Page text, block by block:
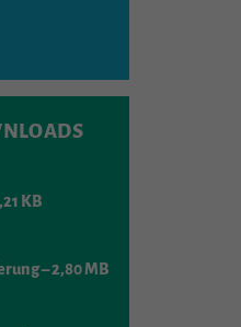
KB
– 2,80 MB